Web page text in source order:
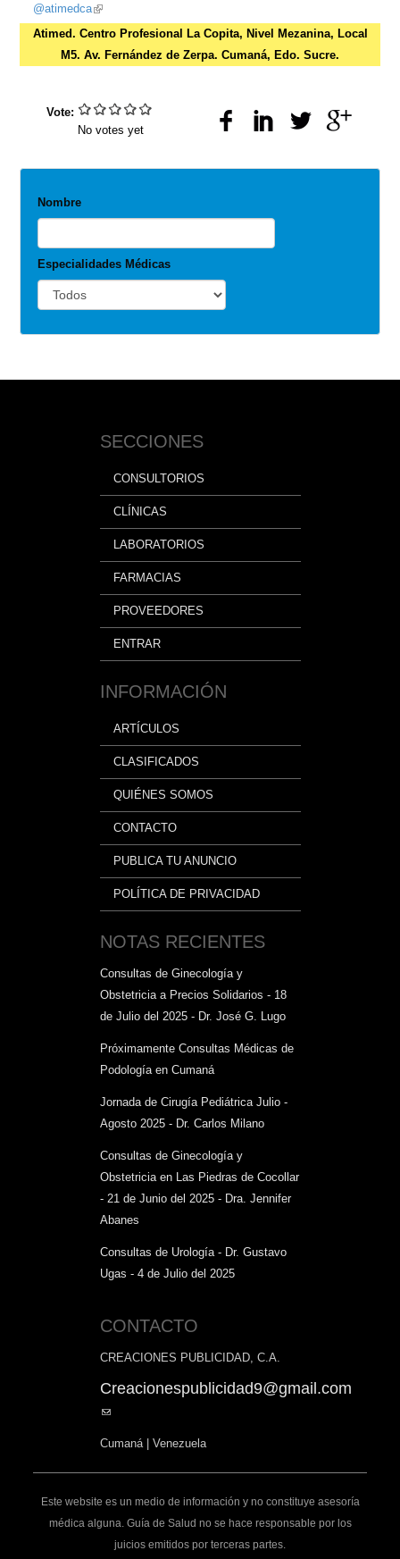
@atimedca(link
is
external)
Atimed. Centro Profesional La Copita, Nivel Mezanina, Local
M5. Av. Fernández de Zerpa. Cumaná, Edo. Sucre.
Vote:
No votes yet
Nombre
Especialidades Médicas
SECCIONES
CONSULTORIOS
CLÍNICAS
LABORATORIOS
FARMACIAS
PROVEEDORES
ENTRAR
INFORMACIÓN
ARTÍCULOS
CLASIFICADOS
QUIÉNES SOMOS
CONTACTO
PUBLICA TU ANUNCIO
POLÍTICA DE PRIVACIDAD
NOTAS RECIENTES
Consultas de Ginecología y
Obstetricia a Precios Solidarios - 18
de Julio del 2025 - Dr. José G. Lugo
Próximamente Consultas Médicas de
Podología en Cumaná
Jornada de Cirugía Pediátrica Julio -
Agosto 2025 - Dr. Carlos Milano
Consultas de Ginecología y
Obstetricia en Las Piedras de Cocollar
- 21 de Junio del 2025 - Dra. Jennifer
Abanes
Consultas de Urología - Dr. Gustavo
Ugas - 4 de Julio del 2025
CONTACTO
CREACIONES PUBLICIDAD, C.A.
Creacionespublicidad9@gmail.com
(link
mail)
Cumaná | Venezuela
Este website es un medio de información y no constituye asesoría
médica alguna. Guía de Salud no se hace responsable por los
juicios emitidos por terceras partes.